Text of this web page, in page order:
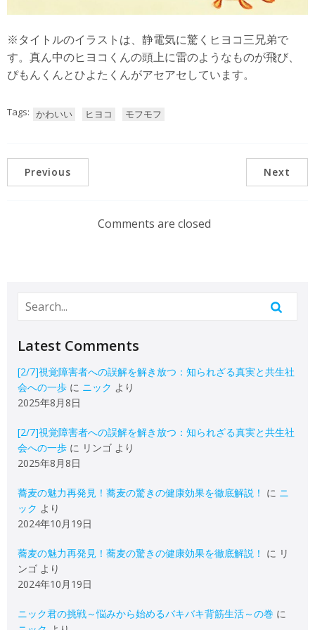
※タイトルのイラストは、静電気に驚くヒヨコ三兄弟で
す。真ん中のヒヨコくんの頭上に雷のようなものが飛び、
ぴもんくんとひよたくんがアセアセしています。
Tags: かわいい ヒヨコ モフモフ
Previous Next
Comments are closed
Latest Comments
[2/7]視覚障害者への誤解を解き放つ：知られざる真実と共生社
会への一歩 に ニック より
2025年8月8日
[2/7]視覚障害者への誤解を解き放つ：知られざる真実と共生社
会への一歩 に リンゴ より
2025年8月8日
蕎麦の魅力再発見！蕎麦の驚きの健康効果を徹底解説！ に ニ
ック より
2024年10月19日
蕎麦の魅力再発見！蕎麦の驚きの健康効果を徹底解説！ に リ
ンゴ より
2024年10月19日
ニック君の挑戦～悩みから始めるバキバキ背筋生活～の巻 に